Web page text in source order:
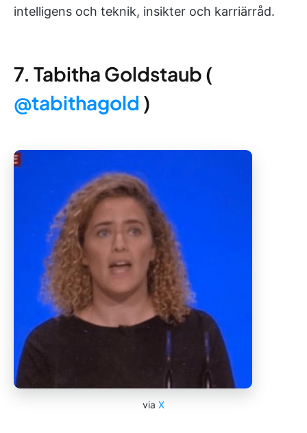
intelligens och teknik, insikter och karriärråd.
7. Tabitha Goldstaub (
@tabithagold )
via X